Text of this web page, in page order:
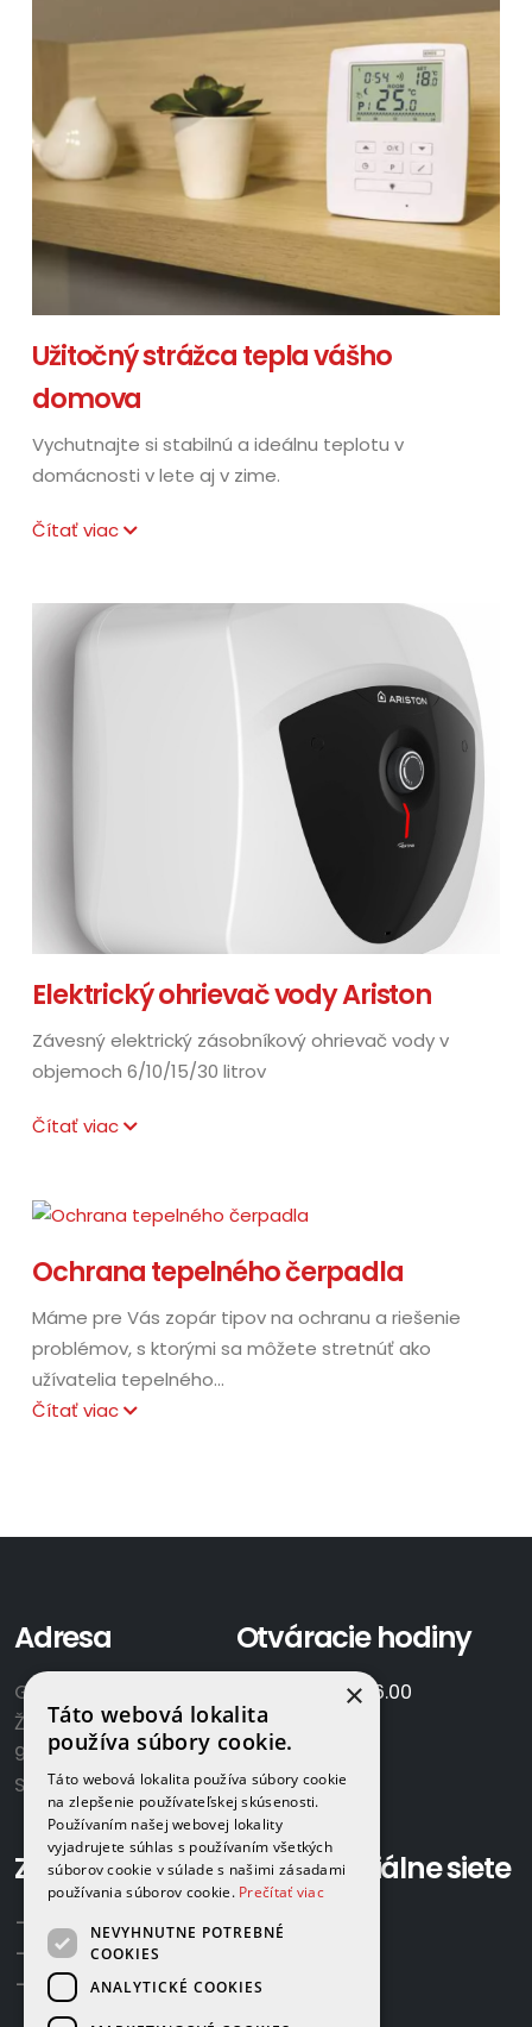
Užitočný strážca tepla vášho
domova
Vychutnajte si stabilnú a ideálnu teplotu v
domácnosti v lete aj v zime.
Čítať viac
Elektrický ohrievač vody Ariston
Závesný elektrický zásobníkový ohrievač vody v
objemoch 6/10/15/30 litrov
Čítať viac
Ochrana tepelného čerpadla
Máme pre Vás zopár tipov na ochranu a riešenie
problémov, s ktorými sa môžete stretnúť ako
užívatelia tepelného...
Čítať viac
Adresa
GAMAPLYN s.r.o.
Železničná 570/8
922 02 Krakovany
Slovensko
Otváracie hodiny
7.00 - 16.00
So:
Zavolajte nám:
+421 918 524 702
+421 907 958 768
+421 948 615 083
Sociálne siete
×
Táto webová lokalita
používa súbory cookie.
Táto webová lokalita používa súbory cookie
na zlepšenie používateľskej skúsenosti.
Používaním našej webovej lokality
vyjadrujete súhlas s používaním všetkých
súborov cookie v súlade s našimi zásadami
používania súborov cookie. Prečítať viac
NEVYHNUTNE POTREBNÉ
COOKIES
ANALYTICKÉ COOKIES